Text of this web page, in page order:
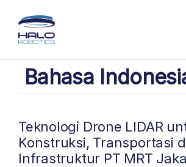
Bahasa
Teknologi Drone LIDAR
Konstruksi, Transportasi
Infrastruktur PT MRT